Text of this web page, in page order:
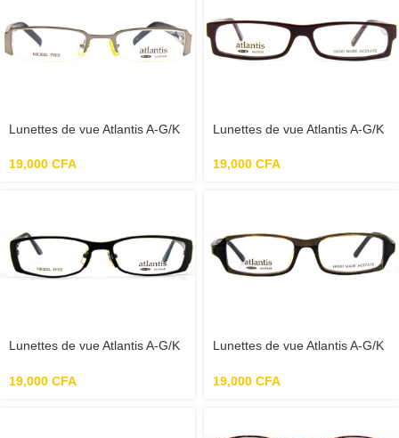
Lunettes de vue Atlantis A-G/K
Argent/Noir
19,000 CFA
Lunettes de vue Atlantis A-G/K
19,000 CFA
Lunettes de vue Atlantis A-G/K
19,000 CFA
Lunettes de vue Atlantis A-G/K
19,000 CFA